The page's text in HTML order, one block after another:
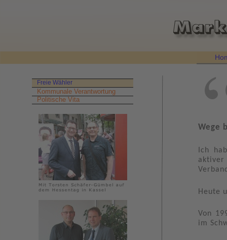
Freie Wähler
Kommunale Verantwortung
Politische Vita
Wege
Ich
Heute
Von
im